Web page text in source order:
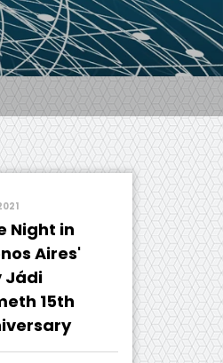
Night in
Aires'
Jádi
15th